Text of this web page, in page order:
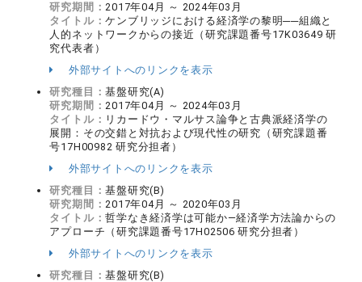
研究期間：2017年04月 ～ 2024年03月
タイトル：ケンブリッジにおける経済学の黎明──組織と
人的ネットワークからの接近（研究課題番号17K03649 研
究代表者）
外部サイトへのリンクを表示
研究種目：基盤研究(A)
研究期間：2017年04月 ～ 2024年03月
タイトル： リカードウ・マルサス論争と古典派経済学の
展開：その交錯と対抗および現代性の研究（研究課題番
号17H00982 研究分担者）
外部サイトへのリンクを表示
研究種目：基盤研究(B)
研究期間：2017年04月 ～ 2020年03月
タイトル：哲学なき経済学は可能か―経済学方法論からの
アプローチ（研究課題番号17H02506 研究分担者）
外部サイトへのリンクを表示
研究種目：基盤研究(B)